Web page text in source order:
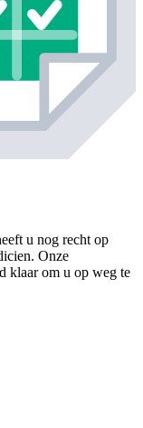
u nog recht op
Onze
klaar om u op weg te